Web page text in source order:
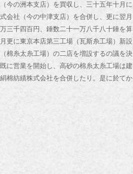
今の洲本支店）を買収し、三十五年十月に
会社（今の中津支店）を合併し、更に翌月
三千四百円、錘数二十一万八千八十錘を算
更に東京本店第三工場（瓦斯糸工場）新設
棉糸太糸工場）の二店を増設するの議を決
に営業を開始し、高砂の棉糸太糸工場は建
棉紡績株式会社を合併したり。是に於てか